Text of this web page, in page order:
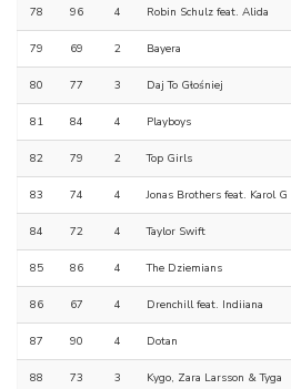
78 96 4 Robin Schulz feat. Alida
79 69 2 Bayera
80 77 3 Daj To Głośniej
81 84 4 Playboys
82 79 2 Top Girls
83 74 4 Jonas Brothers feat. Karol G
84 72 4 Taylor Swift
85 86 4 The Dziemians
86 67 4 Drenchill feat. Indiiana
87 90 4 Dotan
88 73 3 Kygo, Zara Larsson & Tyga